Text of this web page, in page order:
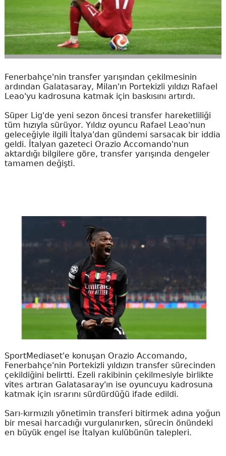
Fenerbahçe'nin transfer yarışından çekilmesinin
ardından Galatasaray, Milan'ın Portekizli yıldızı Rafael
Leao'yu kadrosuna katmak için baskısını artırdı.
Süper Lig'de yeni sezon öncesi transfer hareketliliği
tüm hızıyla sürüyor. Yıldız oyuncu Rafael Leao'nun
geleceğiyle ilgili İtalya'dan gündemi sarsacak bir iddia
geldi. İtalyan gazeteci Orazio Accomando'nun
aktardığı bilgilere göre, transfer yarışında dengeler
tamamen değişti.
SportMediaset'e konuşan Orazio Accomando,
Fenerbahçe'nin Portekizli yıldızın transfer sürecinden
çekildiğini belirtti. Ezeli rakibinin çekilmesiyle birlikte
vites artıran Galatasaray'ın ise oyuncuyu kadrosuna
katmak için ısrarını sürdürdüğü ifade edildi.
Sarı-kırmızılı yönetimin transferi bitirmek adına yoğun
bir mesai harcadığı vurgulanırken, sürecin önündeki
en büyük engel ise İtalyan kulübünün talepleri.